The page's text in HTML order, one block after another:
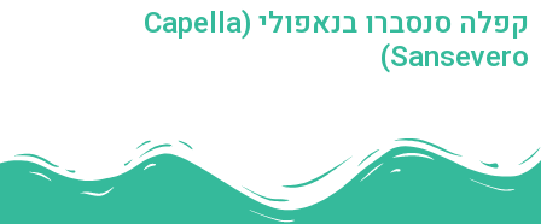
קפלה סנסברו בנאפולי (Capella
Sansevero)